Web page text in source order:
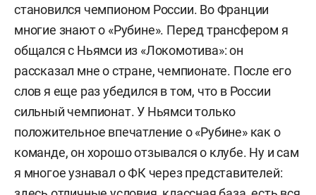
становился чемпионом России. Во Франции
многие знают о «Рубине». Перед трансфером я
общался с Ньямси из «Локомотива»: он
рассказал мне о стране, чемпионате. После его
слов я еще раз убедился в том, что в России
сильный чемпионат. У Ньямси только
положительное впечатление о «Рубине» как о
команде, он хорошо отзывался о клубе. Ну и сам
я многое узнавал о ФК через представителей: